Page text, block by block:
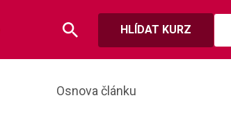
HLÍDAT KURZ
Osnova článku